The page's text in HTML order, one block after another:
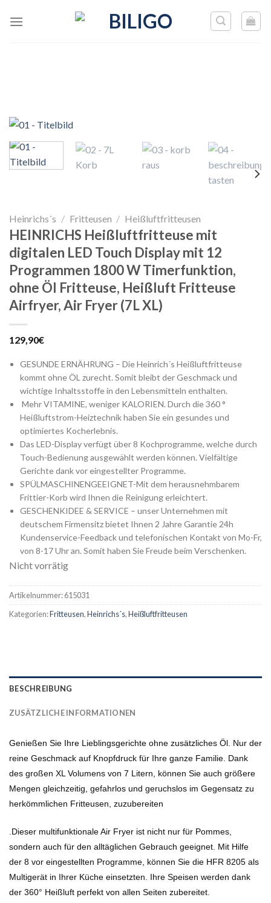
Heinrichs´s / Fritteusen / Heißluftfritteusen
HEINRICHS Heißluftfritteuse mit
digitalen LED Touch Display mit 12
Programmen 1800 W Timerfunktion,
ohne Öl Fritteuse, Heißluft Fritteuse
Airfryer, Air Fryer (7L XL)
129,90€
GESUNDE ERNÄHRUNG – Die Heinrich´s Heißluftfritteuse
kommt ohne ÖL zurecht. Somit bleibt der Geschmack und
wichtige Inhaltsstoffe in den Lebensmitteln enthalten.
Mehr VITAMINE, weniger KALORIEN. Durch die 360 °
Heißluftstrom-Heiztechnik haben Sie ein gesundes und
optimiertes Kocherlebnis.
Das LED-Display verfügt über 8 Kochprogramme, welche durch
Touch-Bedienung ausgewählt werden können. Vielfältige
Gerichte dank vor eingestellter Programme.
SPÜLMASCHINENGEEIGNET-Mit dem herausnehmbarem
Frittier-Korb wird Ihnen die Reinigung erleichtert.
GESCHENKIDEE & SERVICE – unser Unternehmen mit
deutschem Firmensitz bietet Ihnen 2 Jahre Garantie 24h
Kundenservice-Feedback und telefonischen Kontakt von Mo-Fr,
von 8-17 Uhr an. Somit haben Sie Freude beim Verschenken.
Nicht vorrätig
Artikelnummer:615031
Kategorien:Fritteusen,Heinrichs´s,Heißluftfritteusen
BESCHREIBUNG
ZUSÄTZLICHE INFORMATIONEN
Genießen Sie Ihre Lieblingsgerichte ohne zusätzliches Öl. Nur der
reine Geschmack auf Knopfdruck für Ihre ganze Familie. Dank
des großen XL Volumens von 7 Litern, können Sie auch größere
Mengen gleichzeitig, gefahrlos und geruchslos im Gegensatz zu
herkömmlichen Fritteusen, zuzubereiten
.Dieser multifunktionale Air Fryer ist nicht nur für Pommes,
sondern auch für den alltäglichen Gebrauch geeignet. Mit Hilfe
der 8 vor eingestellten Programme, können Sie die HFR 8205 als
Multigerät in Ihrer Küche einsetzten. Ihre Speisen werden dank
der 360° Heißluft perfekt von allen Seiten zubereitet.